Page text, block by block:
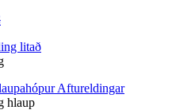
hlaup